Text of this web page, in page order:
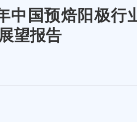
国预焙阳极行
望报告